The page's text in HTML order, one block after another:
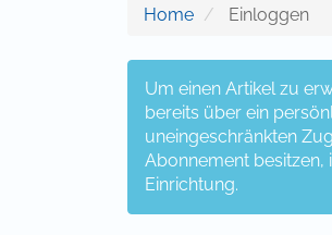
Home Einloggen
Um einen Artikel zu
bereits über ein
uneingeschränkten
Abonnement
Einrichtung.